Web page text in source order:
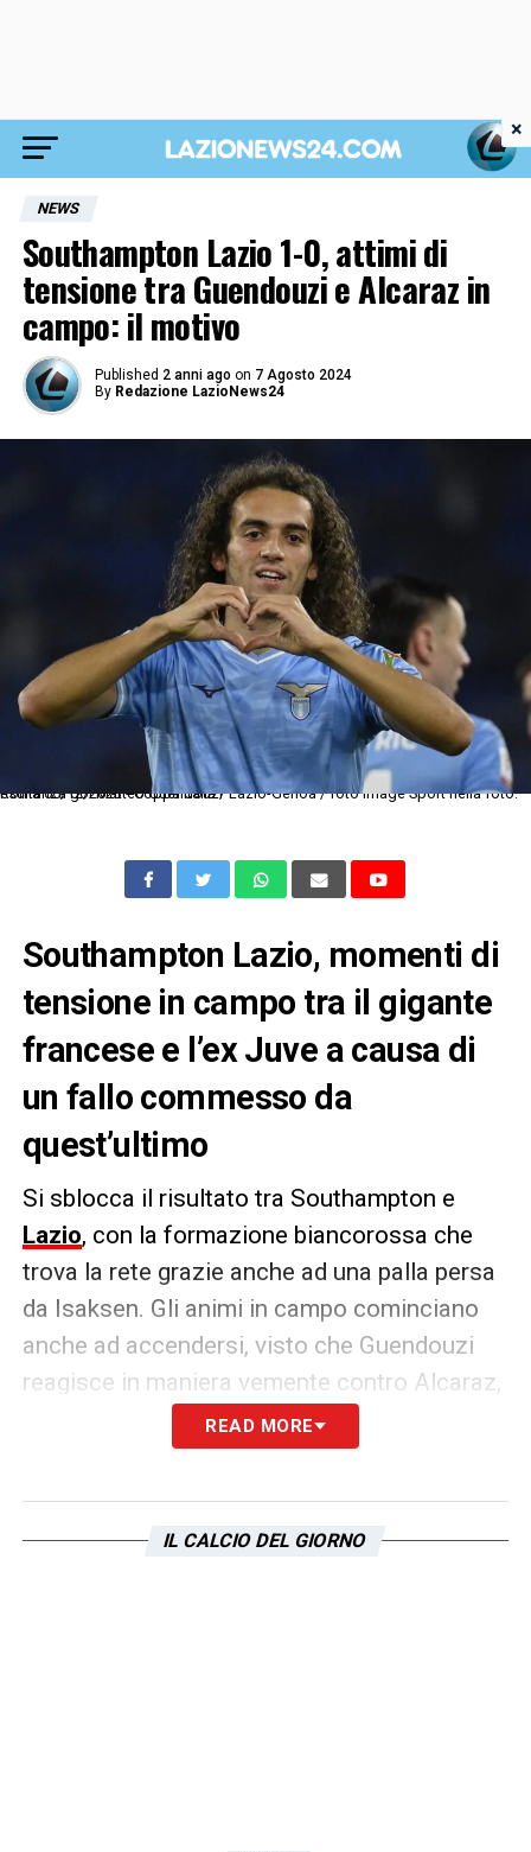
NEWS
Southampton Lazio 1-0, attimi di
tensione tra Guendouzi e Alcaraz in
campo: il motivo
Published 2 anni ago on 7 Agosto 2024
By Redazione LazioNews24
Roma 05/12/2023 - Coppa Italia / Lazio-Genoa / foto Image Sport nella foto: esultanza gol Matteo Guendouzi
Southampton Lazio, momenti di
tensione in campo tra il gigante
francese e l’ex Juve a causa di
un fallo commesso da
quest’ultimo
Si sblocca il risultato tra Southampton e
Lazio, con la formazione biancorossa che
trova la rete grazie anche ad una palla persa
da Isaksen. Gli animi in campo cominciano
anche ad accendersi, visto che Guendouzi
reagisce in maniera vemente contro Alcaraz,
non gradendo il francese il fallo commesso
ai suoi danni dall’ex Juventus
LA PLAYLIST DELLE NOSTRE TOP NEWS
READ MORE
IL CALCIO DEL GIORNO
×